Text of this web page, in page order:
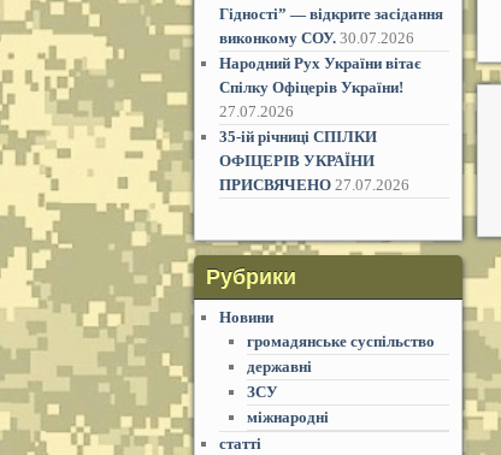
Гідностіˮ — відкрите засідання
виконкому СОУ. 30.07.2026
Народний Рух України вітає
Спілку Офіцерів України!
27.07.2026
35-ій річниці СПІЛКИ
ОФІЦЕРІВ УКРАЇНИ
ПРИСВЯЧЕНО 27.07.2026
Рубрики
Новини
громадянське суспільство
державні
ЗСУ
міжнародні
статті